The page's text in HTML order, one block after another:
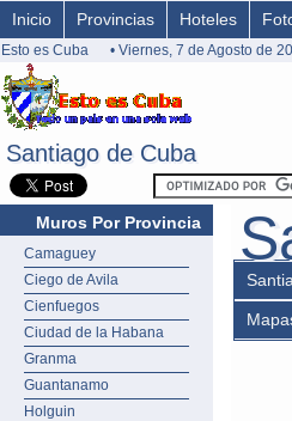
Santiago de Cuba
Santiago de Cuba
Inicio Provincias Hoteles
Esto es Cuba • Viernes, 7 de Agosto de
Muros Por Provincia
Camaguey
Ciego de Avila
Cienfuegos
Ciudad de la Habana
Granma
Guantanamo
Holguin